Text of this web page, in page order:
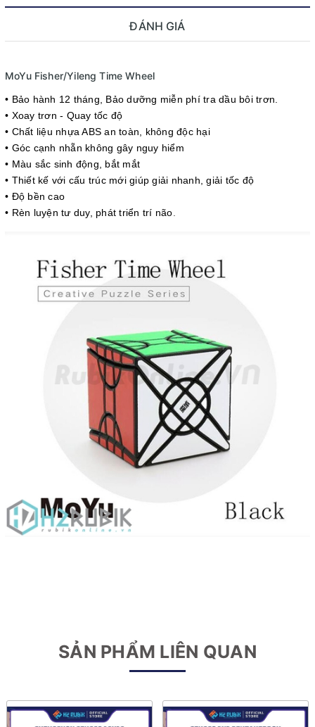
ĐÁNH GIÁ
MoYu Fisher/Yileng Time Wheel
• Bảo hành 12 tháng, Bảo dưỡng miễn phí tra dầu bôi trơn.
• Xoay trơn - Quay tốc độ
• Chất liệu nhựa ABS an toàn, không độc hại
• Góc cạnh nhẵn không gây nguy hiểm
• Màu sắc sinh động, bắt mắt
• Thiết kế với cấu trúc mới giúp giải nhanh, giải tốc độ
• Độ bền cao
• Rèn luyện tư duy, phát triển trí não.
SẢN PHẨM LIÊN QUAN